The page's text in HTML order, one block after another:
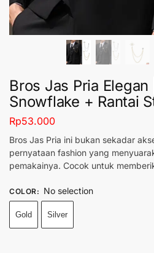
Bros Jas Pria Elegan
Snowflake + Rantai
Rp53.000
Bros Jas Pria ini bukan sekadar
pernyataan fashion yang
pemakainya. Cocok untuk
COLOR: No selection
Gold Silver